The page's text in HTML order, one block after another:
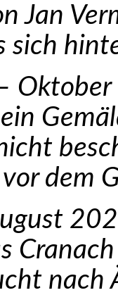
Jan
sich
dem
2022: